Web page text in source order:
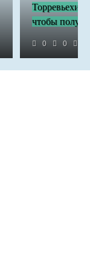
Торревьехи
чтобы
0 0